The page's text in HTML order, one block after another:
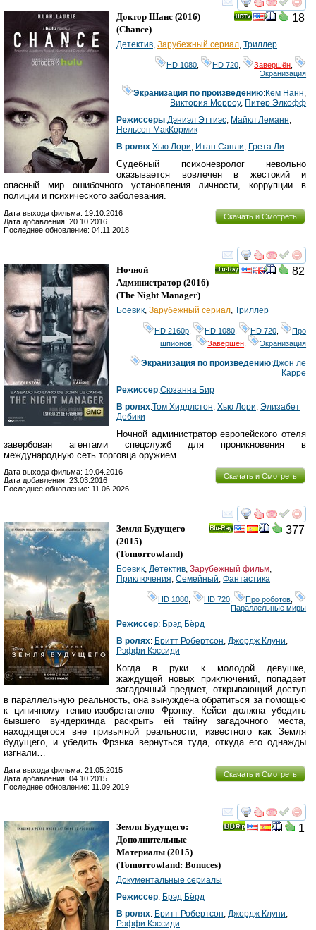
смотреть
18
Доктор Шанс (2016)
(Chance)
Детектив, Зарубежный сериал, Триллер
HD 1080 HD 720 Завершён
Экранизация
Экранизация по произведению:Кем Нанн,
Виктория Морроу, Питер Элкофф
Режиссеры:Дэниэл Эттиэс, Майкл Леманн,
Нельсон МакКормик
В ролях:Хью Лори, Итан Сапли, Грета Ли
Судебный психоневролог невольно
оказывается вовлечен в жестокий и
опасный мир ошибочного установления личности, коррупции в
полиции и психического заболевания.
Скачать и Смотреть
Дата выхода фильма: 19.10.2016
Дата добавления: 20.10.2016
Последнее обновление: 04.11.2018
смотреть
82
Ночной
Администратор (2016)
(The Night Manager)
Боевик Зарубежный сериал Триллер
HD 2160р HD 1080 HD 720
Про
шпионов
Завершён Экранизация
Экранизация по произведению:Джон ле
Карре
Режиссер:Сюзанна Бир
В ролях:Том Хиддлстон Хью Лори Элизабет
Дебики
Ночной администратор европейского отеля
завербован агентами спецслужб для проникновения в
международную сеть торговца оружием.
Скачать и Смотреть
Дата выхода фильма: 19.04.2016
Дата добавления: 23.03.2016
Последнее обновление: 11.06.2026
смотреть
377
Земля Будущего
(2015)
(Tomorrowland)
Боевик, Детектив, Зарубежный фильм,
Приключения, Семейный, Фантастика
HD 1080 HD 720 Про роботов
Параллельные миры
Режиссер: Брэд Бёрд
В ролях: Бритт Робертсон, Джордж Клуни,
Рэффи Кэссиди
Когда в руки к молодой девушке,
жаждущей новых приключений, попадает
загадочный предмет, открывающий доступ
в параллельную реальность, она вынуждена обратиться за помощью
к циничному гению-изобретателю Фрэнку. Кейси должна убедить
бывшего вундеркинда раскрыть ей тайну загадочного места,
находящегося вне привычной реальности, известного как Земля
будущего, и убедить Фрэнка вернуться туда, откуда его однажды
изгнали…
Скачать и Смотреть
Дата выхода фильма: 21.05.2015
Дата добавления: 04.10.2015
Последнее обновление: 11.09.2019
смотреть
1
Земля Будущего:
Дополнительные
Материалы (2015)
(Tomorrowland: Bonuces)
Документальные сериалы
Режиссер: Брэд Бёрд
В ролях: Бритт Робертсон, Джордж Клуни,
Рэффи Кэссиди